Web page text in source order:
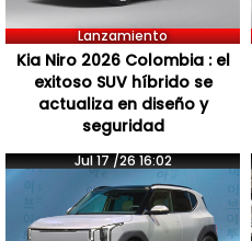
Lanzamiento
Kia Niro 2026 Colombia : el
exitoso SUV híbrido se
actualiza en diseño y
seguridad
Jul 17 /26 16:02